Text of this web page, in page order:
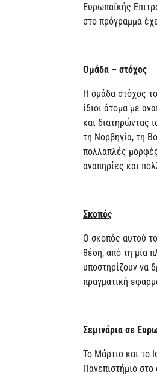
Ευρωπαϊκής
στο πρόγραμμα
Ομάδα – στόχος
Η ομάδα στόχος
ίδιοι άτομα με
και διατηρώντας
τη Νορβηγία, τη
πολλαπλές
αναπηρίες και
Σκοπός
Ο σκοπός αυτού
θέση, από τη μία
υποστηρίζουν να
πραγματική
Σεμινάρια σε
Το Μάρτιο και το
Πανεπιστήμιο